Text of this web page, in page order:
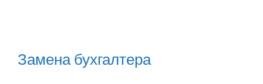
Замена бухгалтера